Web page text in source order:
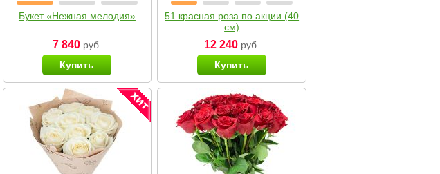
Букет «Нежная мелодия»
7 840руб.
Купить
51 красная роза по акции (40
см)
12 240 руб.
Купить